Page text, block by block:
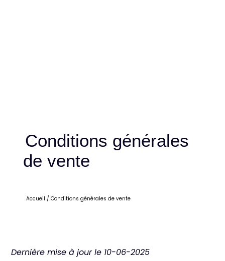
Conditions générales
de vente
Accueil /Conditions générales de vente
Dernière mise à jour le 10-06-2025